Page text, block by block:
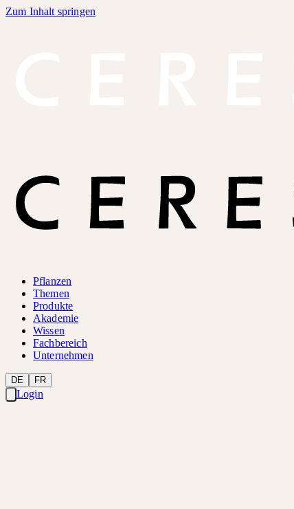
Zum Inhalt springen
Pflanzen
Themen
Produkte
Akademie
Wissen
Fachbereich
Unternehmen
DE FR
Login